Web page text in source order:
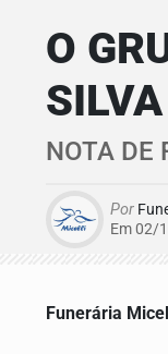
O
NOTA DE
Por
Em 02/
Funerária